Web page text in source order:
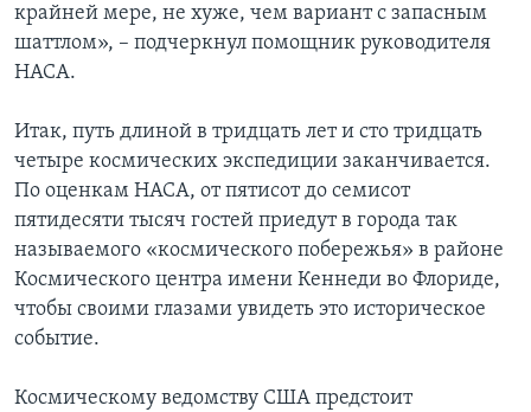
крайней мере, не хуже, чем вариант с запасным
шаттлом», – подчеркнул помощник руководителя
НАСА.
Итак, путь длиной в тридцать лет и сто тридцать
четыре космических экспедиции заканчивается.
По оценкам НАСА, от пятисот до семисот
пятидесяти тысяч гостей приедут в города так
называемого «космического побережья» в районе
Космического центра имени Кеннеди во Флориде,
чтобы своими глазами увидеть это историческое
событие.
Космическому ведомству США предстоит